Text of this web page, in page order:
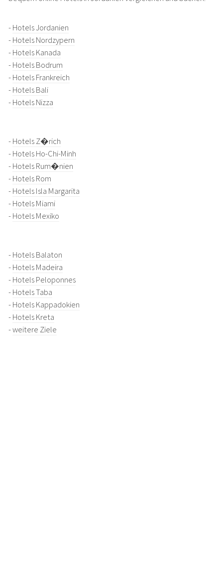
-Hotels Jordanien
-Hotels Nordzypern
-Hotels Kanada
-Hotels Bodrum
-Hotels Frankreich
-Hotels Bali
-Hotels Nizza
-Hotels Z�rich
-Hotels Ho-Chi-Minh
-Hotels Rum�nien
-Hotels Rom
-Hotels Isla Margarita
-Hotels Miami
-Hotels Mexiko
-Hotels Balaton
-Hotels Madeira
-Hotels Peloponnes
-Hotels Taba
-Hotels Kappadokien
-Hotels Kreta
-weitere Ziele